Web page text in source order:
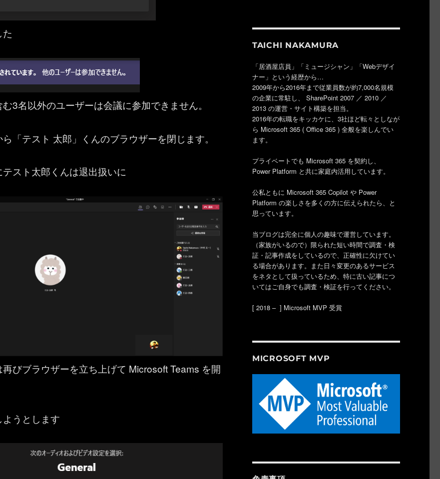
3名以外のユーザーは会議に参加できません。
「テスト 太郎」くんのブラウザーを閉じます。
スト太郎くんは退出扱いに
びブラウザーを立ち上げて Microsoft Teams を開
うとします
TAICHI NAKAMURA
「居酒屋店員」「ミュージシャン」「Webデザイ
ナー」という経歴から…
2009年から2016年まで従業員数が約7,000名規模
の企業に常駐し、 SharePoint 2007 ／ 2010 ／
2013 の運営・サイト構築を担当。
2016年の転職をキッカケに、3社ほど転々としなが
ら Microsoft 365 ( Office 365 ) 全般を楽しんでい
ます。
プライベートでも Microsoft 365 を契約し、
Power Platform と共に家庭内活用しています。
公私ともに Microsoft 365 Copilot や Power
Platform の楽しさを多くの方に伝えられたら、と
思っています。
当ブログは完全に個人の趣味で運営しています。
（家族がいるので）限られた短い時間で調査・検
証・記事作成をしているので、正確性に欠けてい
る場合があります。また日々変更のあるサービス
をネタとして扱っているため、特に古い記事につ
いてはご自身でも調査・検証を行ってください。
[ 2018 – ] Microsoft MVP 受賞
MICROSOFT MVP